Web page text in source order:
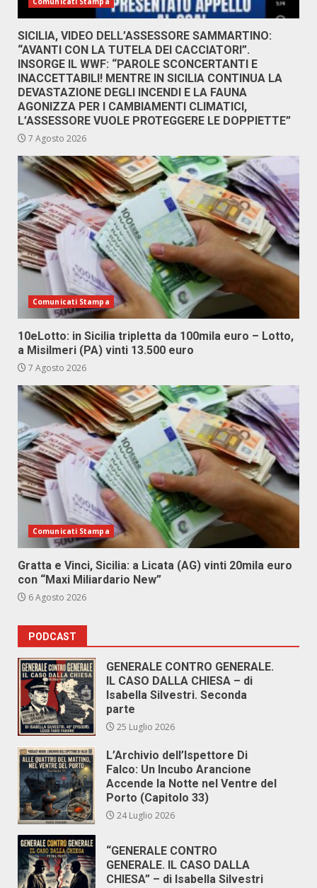
SICILIA, VIDEO DELL’ASSESSORE SAMMARTINO:
“AVANTI CON LA TUTELA DEI CACCIATORI”.
INSORGE IL WWF: “PAROLE SCONCERTANTI E
INACCETTABILI! MENTRE IN SICILIA CONTINUA LA
DEVASTAZIONE DEGLI INCENDI E LA FAUNA
AGONIZZA PER I CAMBIAMENTI CLIMATICI,
L’ASSESSORE VUOLE PROTEGGERE LE DOPPIETTE”
7 Agosto 2026
Comunicati Stampa
10eLotto: in Sicilia tripletta da 100mila euro – Lotto,
a Misilmeri (PA) vinti 13.500 euro
7 Agosto 2026
Comunicati Stampa
Gratta e Vinci, Sicilia: a Licata (AG) vinti 20mila euro
con “Maxi Miliardario New”
6 Agosto 2026
PODCAST
GENERALE CONTRO GENERALE.
IL CASO DALLA CHIESA – di
Isabella Silvestri. Seconda
parte
25 Luglio 2026
L’Archivio dell’Ispettore Di
Falco: Un Incubo Arancione
Accende la Notte nel Ventre del
Porto (Capitolo 33)
24 Luglio 2026
“GENERALE CONTRO
GENERALE. IL CASO DALLA
CHIESA” – di Isabella Silvestri